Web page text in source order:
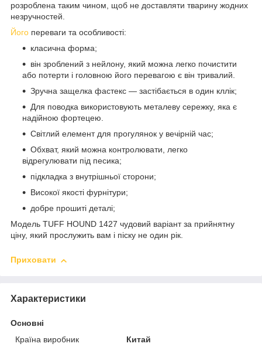
розроблена таким чином, щоб не доставляти тварину жодних
незручностей.
Його переваги та особливості:
класична форма;
він зроблений з нейлону, який можна легко почистити
або потерти і головною його перевагою є він тривалий.
Зручна защелка фастекс — застібається в один кллік;
Для поводка використовують металеву сережку, яка є
надійною фортецею.
Світлий елемент для прогулянок у вечірній час;
Обхват, який можна контролювати, легко
відрегулювати під песика;
підкладка з внутрішньої сторони;
Високої якості фурнітури;
добре прошиті деталі;
Модель TUFF HOUND 1427 чудовий варіант за прийнятну
ціну, який прослужить вам і піску не один рік.
Приховати
Характеристики
Основні
Країна виробник
Китай